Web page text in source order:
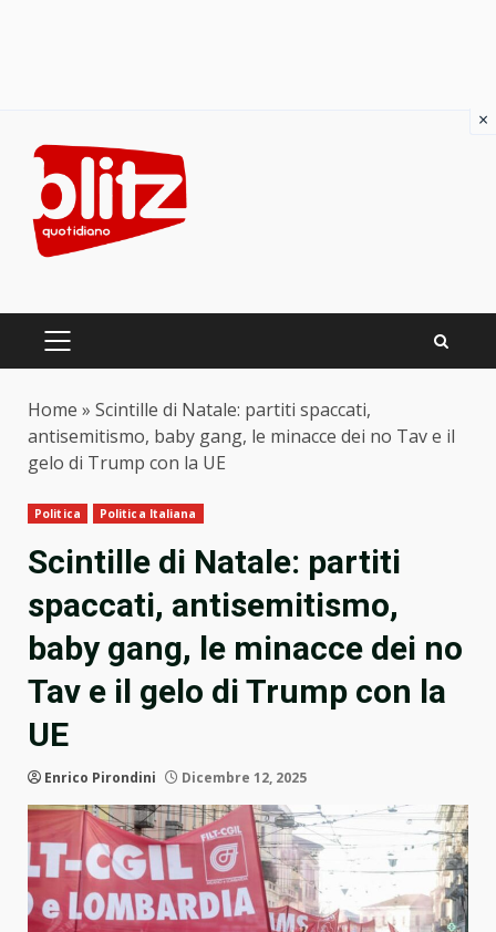
content
PRIMARY
Home » Scintille di Natale: partiti spaccati,
antisemitismo, baby gang, le minacce dei no Tav e il
gelo di Trump con la UE
Politica Politica Italiana
Scintille di Natale: partiti
spaccati, antisemitismo,
baby gang, le minacce dei no
Tav e il gelo di Trump con la
UE
Enrico Pirondini Dicembre 12, 2025
×